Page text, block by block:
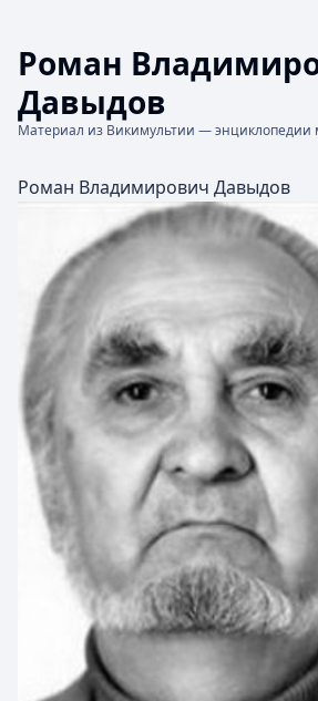
Роман
Давыдов
Материал из Викимультии — энциклопедии
Роман Владимирович Давыдов